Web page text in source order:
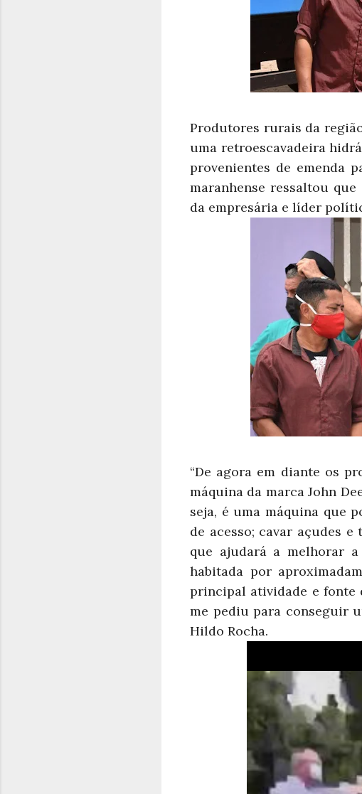
Produtores rurais da
uma retroescavadeira
provenientes de emenda
maranhense ressaltou
da empresária e líder
“De agora em diante os
máquina da marca John
seja, é uma máquina que
de acesso; cavar açudes
que ajudará a melhorar
habitada por
principal atividade e fonte
me pediu para conseguir
Hildo Rocha.